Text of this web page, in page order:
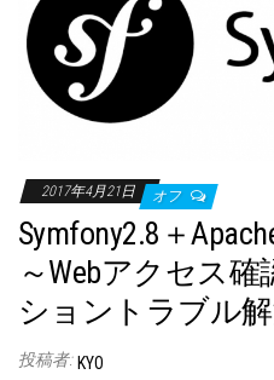
2017年4月21日 オフ
Symfony2.8＋
～Webアクセス
ショントラブル
投稿者: KYO